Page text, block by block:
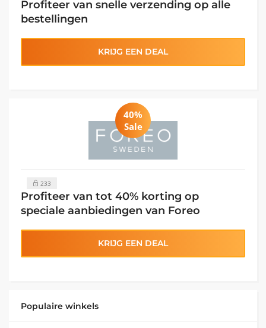
Profiteer van snelle verzending op alle
bestellingen
KRIJG EEN DEAL
40%
Sale
233
Profiteer van tot 40% korting op
speciale aanbiedingen van Foreo
KRIJG EEN DEAL
Populaire winkels